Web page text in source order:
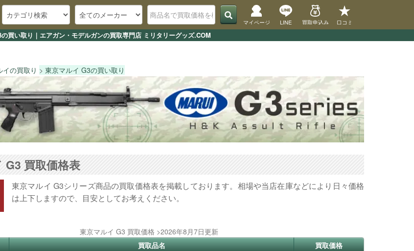
買い取り｜エアガン・モデルガンの買取専門店 ミリタリーグッズ.COM
マイページ LINE 買取申込み 口コミ
イの買取り 東京マルイ G3の買い取り
G3 買取価格表
東京マルイ G3シリーズ商品の買取価格表を掲載しております。相場や当店在庫などにより日々価格
は上下しますので、目安としてお考えください。
東京マルイ G3 買取価格 >2026年8月7日更新
買取品名
買取価格